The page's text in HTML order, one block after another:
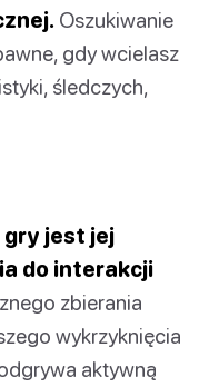
Oszukiwanie
gdy wcielasz
śledczych,
gry jest jej
do interakcji
zbierania
wykrzyknięcia
aktywną